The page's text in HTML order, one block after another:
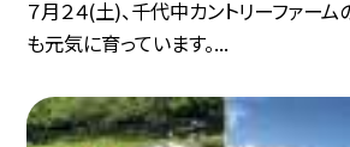
７月２４(土)、千代中カントリーファー
も元気に育っています。...